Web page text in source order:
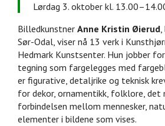
Lørdag 3. oktober kl.
Billedkunstner Anne Kristin Øierud
Sør-Odal, viser nå 13 verk i
Hedmark Kunstsenter. Hun jobber
tegning som fargelegges med
er figurative, detaljrike og teknisk
for dekor, ornamentikk, folklore, det
forbindelsen mellom mennesker,
elementer i bildene som vises.